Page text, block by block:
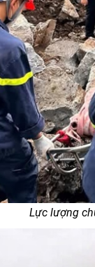
Lực lượng